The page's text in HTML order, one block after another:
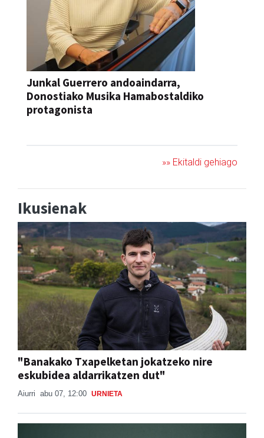
Junkal Guerrero andoaindarra,
Donostiako Musika Hamabostaldiko
protagonista
»» Ekitaldi gehiago
Ikusienak
"Banakako Txapelketan jokatzeko nire
eskubidea aldarrikatzen dut"
Aiurri abu 07, 12:00 URNIETA